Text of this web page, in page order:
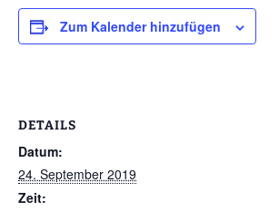
Zum Kalender hinzufügen
DETAILS
Datum:
24. September 2019
Zeit: